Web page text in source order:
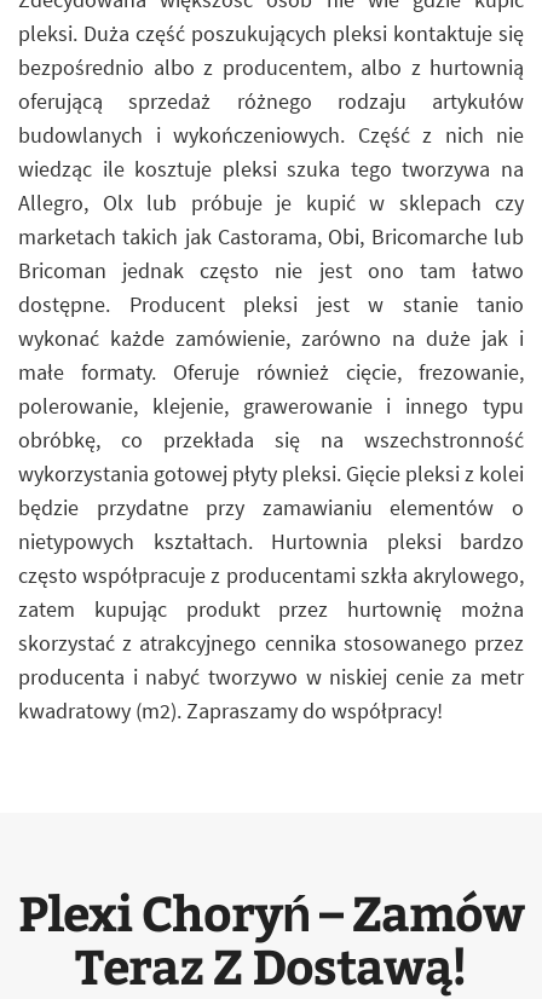
pleksi. Duża część poszukujących pleksi kontaktuje się
bezpośrednio albo z producentem, albo z hurtownią
oferującą sprzedaż różnego rodzaju artykułów
budowlanych i wykończeniowych. Część z nich nie
wiedząc ile kosztuje pleksi szuka tego tworzywa na
Allegro, Olx lub próbuje je kupić w sklepach czy
marketach takich jak Castorama, Obi, Bricomarche lub
Bricoman jednak często nie jest ono tam łatwo
dostępne. Producent pleksi jest w stanie tanio
wykonać każde zamówienie, zarówno na duże jak i
małe formaty. Oferuje również cięcie, frezowanie,
polerowanie, klejenie, grawerowanie i innego typu
obróbkę, co przekłada się na wszechstronność
wykorzystania gotowej płyty pleksi. Gięcie pleksi z kolei
będzie przydatne przy zamawianiu elementów o
nietypowych kształtach. Hurtownia pleksi bardzo
często współpracuje z producentami szkła akrylowego,
zatem kupując produkt przez hurtownię można
skorzystać z atrakcyjnego cennika stosowanego przez
producenta i nabyć tworzywo w niskiej cenie za metr
kwadratowy (m2). Zapraszamy do współpracy!
Plexi Choryń – Zamów
Teraz Z Dostawą!